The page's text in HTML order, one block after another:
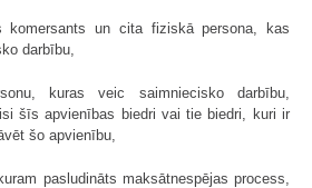
komersants un cita fiziskā persona, kas
darbību,
kuras veic saimniecisko darbību,
šīs apvienības biedri vai tie biedri, kuri ir
šo apvienību,
pasludināts maksātnespējas process,